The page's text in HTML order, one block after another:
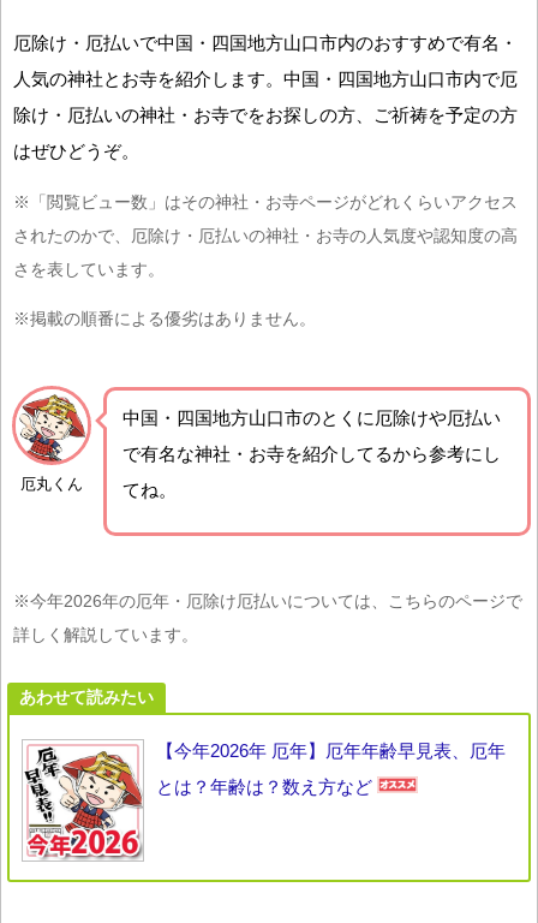
厄除け・厄払いで中国・四国地方山口市内のおすすめで有名・
人気の神社とお寺を紹介します。中国・四国地方山口市内で厄
除け・厄払いの神社・お寺でをお探しの方、ご祈祷を予定の方
はぜひどうぞ。
※「閲覧ビュー数」はその神社・お寺ページがどれくらいアクセス
されたのかで、厄除け・厄払いの神社・お寺の人気度や認知度の高
さを表しています。
※掲載の順番による優劣はありません。
厄丸くん
中国・四国地方山口市のとくに厄除けや厄払い
で有名な神社・お寺を紹介 してるから参考にし
てね。
※今年2026年の厄年・厄除け厄払いについては、こちらのページで
詳しく解説しています。
あわせて読みたい
【今年2026年 厄年】厄年年齢早見表、厄年
とは？年齢は？数え方など